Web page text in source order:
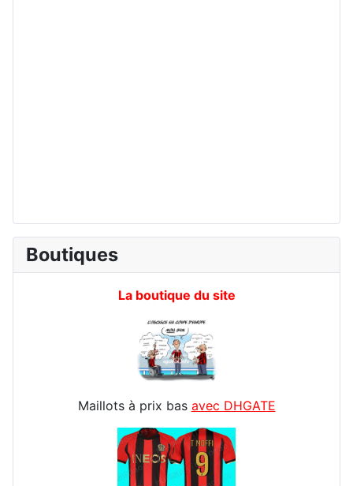
Boutiques
La boutique du site
Maillots à prix bas avec DHGATE